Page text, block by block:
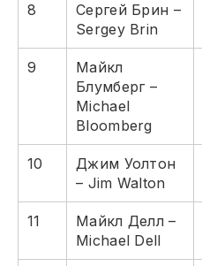
8
Сергей Брин –
Sergey Brin
9
Майкл
Блумберг –
Michael
Bloomberg
10
Джим Уолтон
– Jim Walton
11
Майкл Делл –
Michael Dell